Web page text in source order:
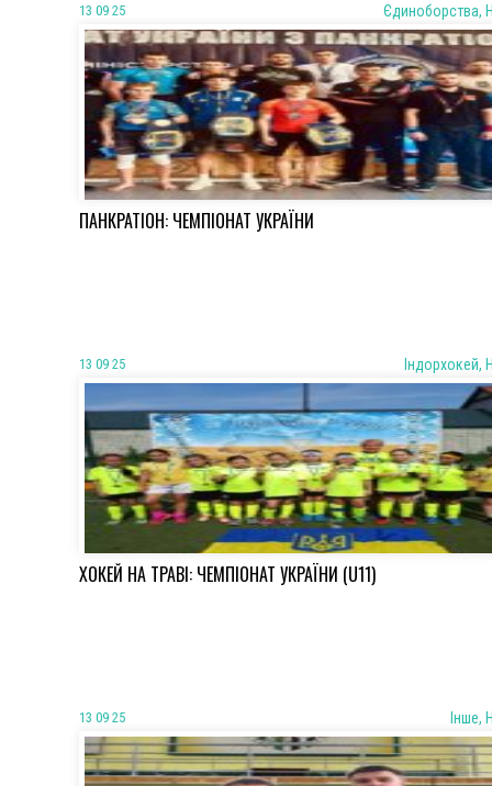
13 09 25 Єдиноборства,
ПАНКРАТІОН: ЧЕМПІОНАТ УКРАЇНИ
13 09 25 Iндорхокей,
ХОКЕЙ НА ТРАВІ: ЧЕМПІОНАТ УКРАЇНИ (U11)
13 09 25 Iнше,